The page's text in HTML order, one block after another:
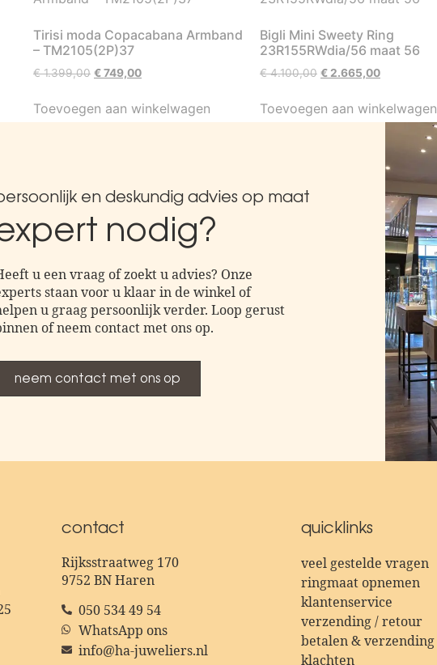
Tirisi moda Copacabana Armband
– TM2105(2P)37
€1.399,00 €749,00
Toevoegen aan winkelwagen
Bigli Mini Sweety Ring
23R155RWdia/56 maat 56
€4.100,00 € 2.665,00
Toevoegen aan winkelwagen
en deskundig advies op maat
nodig?
u een vraag of zoekt u advies? Onze
staan voor u klaar in de winkel of
u graag persoonlijk verder. Loop gerust
of neem contact met ons op.
neem contact met ons op
contact
Rijksstraatweg 170
9752 BN Haren
050 534 49 54
WhatsApp ons
info@ha-juweliers.nl
quicklinks
veel gestelde vragen
ringmaat opnemen
klantenservice
verzending / retour
betalen & verzending
klachten